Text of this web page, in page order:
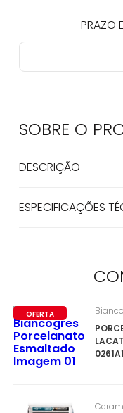
SOBRE O
DESCRIÇÃO
ESPECIFICAÇÕES
OFERTA
0261A1